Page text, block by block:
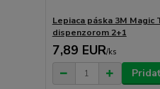
Lepiaca páska 3M Magic
dispenzorom 2+1
7,89 EUR/ks